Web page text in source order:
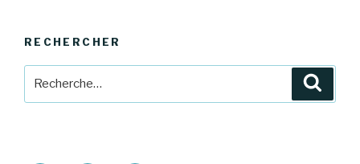
RECHERCHER